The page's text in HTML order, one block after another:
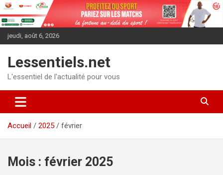
Aller
au
contenu
jeudi, août 6, 2026
Lessentiels.net
L'essentiel de l'actualité pour vous
Accueil 2025 février
Mois : février 2025